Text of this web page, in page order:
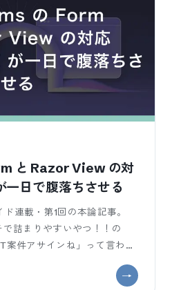
と Razor View の対
一日で腹落ちさせる
連載・第1回の本論記事。
詰まりやすいやつ！！の
案件アサインね」って言われ